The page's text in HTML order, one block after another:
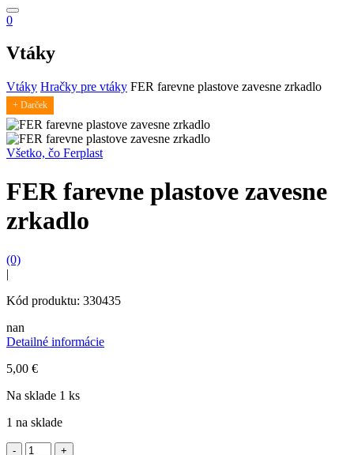
0
Vtáky
Vtáky Hračky pre vtáky FER farevne plastove zavesne zrkadlo
+ Darček
Všetko, čo Ferplast
FER farevne plastove zavesne
zrkadlo
(0)
|
Kód produktu: 330435
nan
Detailné informácie
5,00 €
Na sklade 1 ks
1 na sklade
množstvo